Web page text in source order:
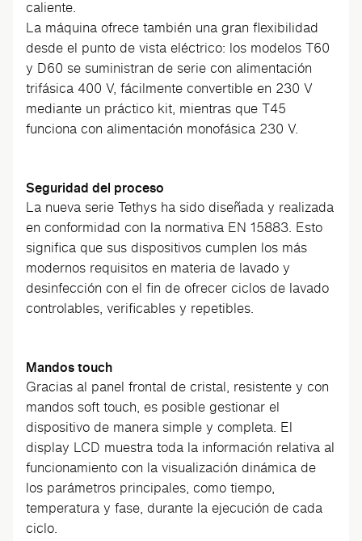
caliente.
La máquina ofrece también una gran flexibilidad
desde el punto de vista eléctrico: los modelos T60
y D60 se suministran de serie con alimentación
trifásica 400 V, fácilmente convertible en 230 V
mediante un práctico kit, mientras que T45
funciona con alimentación monofásica 230 V.
Seguridad del proceso
La nueva serie Tethys ha sido diseñada y realizada
en conformidad con la normativa EN 15883. Esto
significa que sus dispositivos cumplen los más
modernos requisitos en materia de lavado y
desinfección con el fin de ofrecer ciclos de lavado
controlables, verificables y repetibles.
Mandos touch
Gracias al panel frontal de cristal, resistente y con
mandos soft touch, es posible gestionar el
dispositivo de manera simple y completa. El
display LCD muestra toda la información relativa al
funcionamiento con la visualización dinámica de
los parámetros principales, como tiempo,
temperatura y fase, durante la ejecución de cada
ciclo.